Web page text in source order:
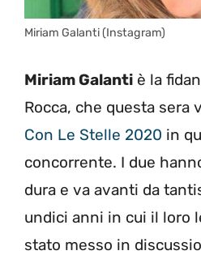
Miriam Galanti (Instagram)
Miriam Galanti è la
Rocca, che questa sera
Con Le Stelle 2020 in
concorrente. I due
dura e va avanti da
undici anni in cui il loro
stato messo in